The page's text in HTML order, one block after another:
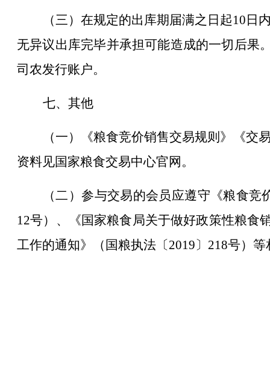
（三）在规定的出库期届满之日起10
无异议出库完毕并承担可能造成的一切后果
司农发行账户。
七、其他
（一）《粮食竞价销售交易规则》《
资料见国家粮食交易中心官网。
（二）参与交易的会员应遵守《粮食
12号）、《国家粮食局关于做好政策性粮食
工作的通知》（国粮执法〔2019〕218号）